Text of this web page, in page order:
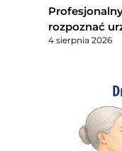
rozpoznać
4 sierpnia 2026